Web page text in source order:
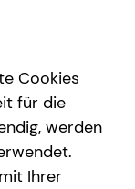
Cookies
für die
werden
Ihrer